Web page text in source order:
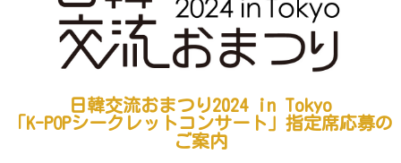
日韓交流おまつり2024 in Tokyo
「K-POPシークレットコンサート」指定席応募の
ご案内